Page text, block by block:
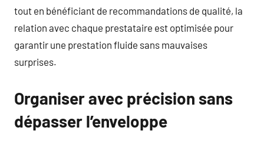
tout en bénéficiant de recommandations de qualité, la
relation avec chaque prestataire est optimisée pour
garantir une prestation fluide sans mauvaises
surprises.
Organiser avec précision sans
dépasser l’enveloppe